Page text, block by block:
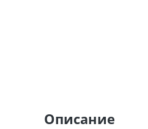
Описание